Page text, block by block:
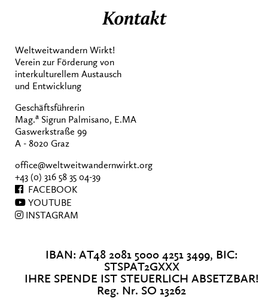
Kontakt
Weltweitwandern Wirkt!
Verein zur Förderung von
interkulturellem Austausch
und Entwicklung
Geschäftsführerin
Mag.a Sigrun Palmisano, E.MA
Gaswerkstraße 99
A - 8020 Graz
office@weltweitwandernwirkt.org
+43 (0) 316 58 35 04-39
FACEBOOK
YOUTUBE
INSTAGRAM
IBAN: AT48 2081 5000 4251 3499, BIC:
STSPAT2GXXX
IHRE SPENDE IST STEUERLICH ABSETZBAR!
Reg. Nr. SO 13262